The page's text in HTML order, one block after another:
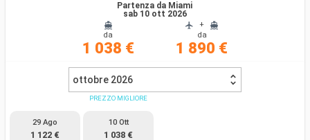
Partenza da Miami
sab 10 ott 2026
da
1 038 €
+
da
1 890 €
ottobre 2026
29 Ago
1 122 €
PREZZO MIGLIORE
10 Ott
1 038 €
Compagnie
Ricerca